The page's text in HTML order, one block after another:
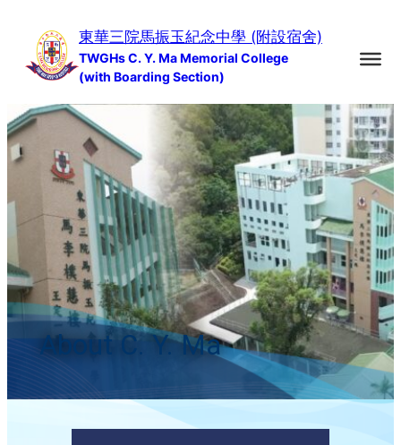
content
東華三院馬振玉紀念中學 (附設宿舍)
TWGHs C. Y. Ma Memorial College
(with Boarding Section)
About C. Y. Ma